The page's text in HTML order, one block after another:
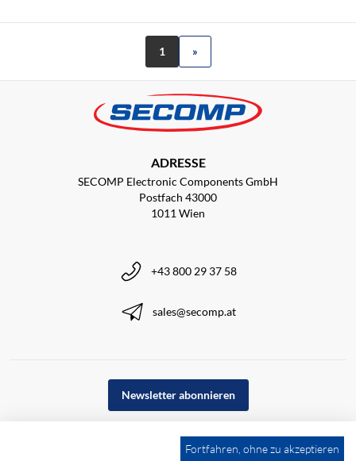
1 »
ADRESSE
SECOMP Electronic Components GmbH
Postfach 43000
1011 Wien
+43 800 29 37 58
sales@secomp.at
Newsletter abonnieren
Fortfahren, ohne zu akzeptieren